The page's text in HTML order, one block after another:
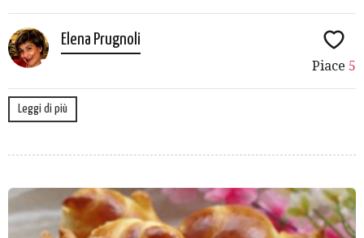
Elena Prugnoli
Piace 5
Leggi di più